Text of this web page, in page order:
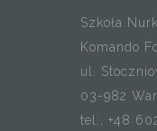
Szkoła
Komando
ul.
03-982
tel:, +48